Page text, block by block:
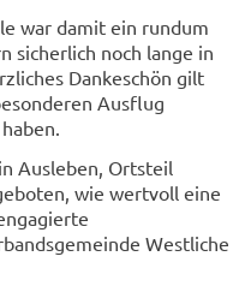
war damit ein rundum
sicherlich noch lange in
Dankeschön gilt
Ausflug
Ausleben, Ortsteil
wie wertvoll eine
Westliche